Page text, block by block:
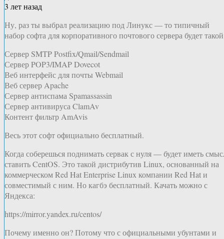
3 лет назад
Ну, раз ты выбрал реализацию под Линукс — то типичный
набор софта для корпоративного почтового сервера будет
Сервер SMTP Postfix/Qmail/Sendmail
Сервер POP3/IMAP Dovecot
Веб интерфейс для почты Webmail
Веб сервер Apache
Сервер антиспама Spamassassin
Сервер антивируса ClamAv
Контент фильтр AmAvis
Весь этот софт официально бесплатный.
Когда соберешься поднимать сервак с нуля — будет иметь
ставить CentOS. Это такой дистрибутив Linux, основанный на
коммерческом Red Hat Enterprise Linux компании Red Hat и
совместимый с ним. Но кагбэ бесплатный. Качать можно с
Яндекса:
https://mirror.yandex.ru/centos/
Почему именно он? Потому что с официальными убунтами и